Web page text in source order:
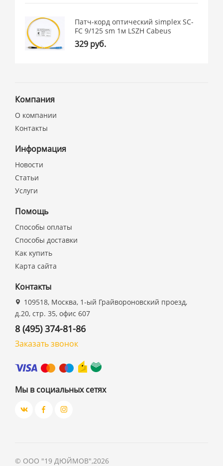
Патч-корд оптический simplex SC-
FC 9/125 sm 1м LSZH Cabeus
329 руб.
Компания
О компании
Контакты
Информация
Новости
Статьи
Услуги
Помощь
Способы оплаты
Способы доставки
Как купить
Карта сайта
Контакты
109518, Москва, 1-ый Грайвороновский проезд,
д.20, стр. 35, офис 607
8 (495) 374-81-86
Заказать звонок
Мы в социальных сетях
© ООО "19 ДЮЙМОВ",2026